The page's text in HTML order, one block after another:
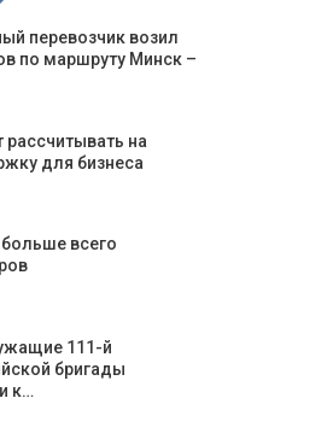
перевозчик возил
по маршруту Минск –
на
для бизнеса
всего
111-й
бригады
к…